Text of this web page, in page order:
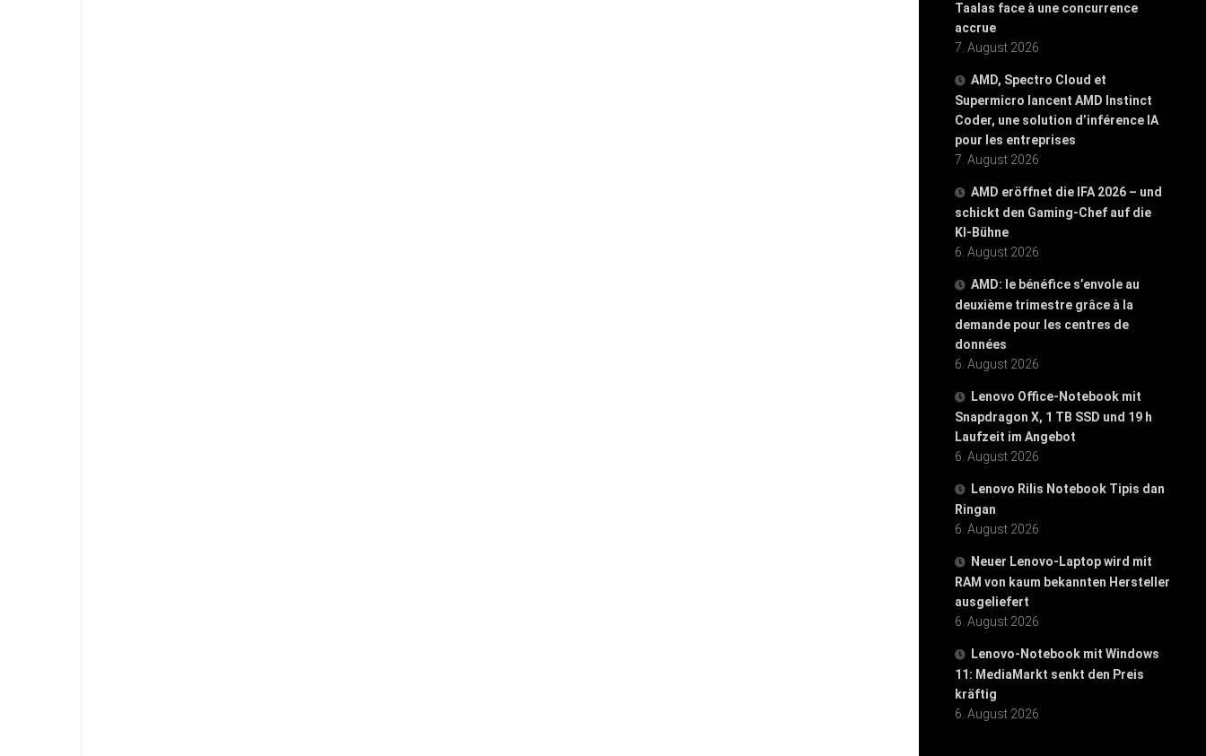
Taalas face à une concurrence
accrue
7. August 2026
AMD, Spectro Cloud et
Supermicro lancent AMD Instinct
Coder, une solution d’inférence IA
pour les entreprises
7. August 2026
AMD eröffnet die IFA 2026 – und
schickt den Gaming-Chef auf die
KI-Bühne
6. August 2026
AMD: le bénéfice s’envole au
deuxième trimestre grâce à la
demande pour les centres de
données
6. August 2026
Lenovo Office-Notebook mit
Snapdragon X, 1 TB SSD und 19 h
Laufzeit im Angebot
6. August 2026
Lenovo Rilis Notebook Tipis dan
Ringan
6. August 2026
Neuer Lenovo-Laptop wird mit
RAM von kaum bekannten Hersteller
ausgeliefert
6. August 2026
Lenovo-Notebook mit Windows
11: MediaMarkt senkt den Preis
kräftig
6. August 2026